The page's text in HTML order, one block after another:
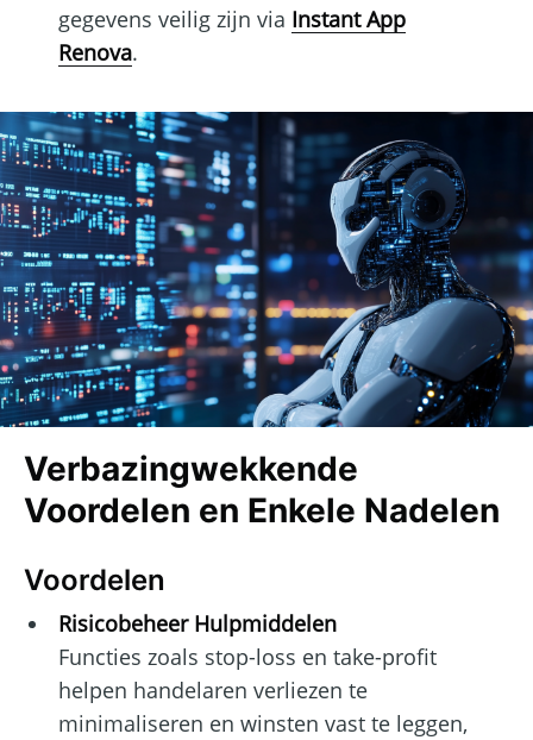
gegevens veilig zijn via Instant App
Renova.
Verbazingwekkende
Voordelen en Enkele Nadelen
Voordelen
Risicobeheer Hulpmiddelen
Functies zoals stop-loss en take-profit
helpen handelaren verliezen te
minimaliseren en winsten vast te leggen,